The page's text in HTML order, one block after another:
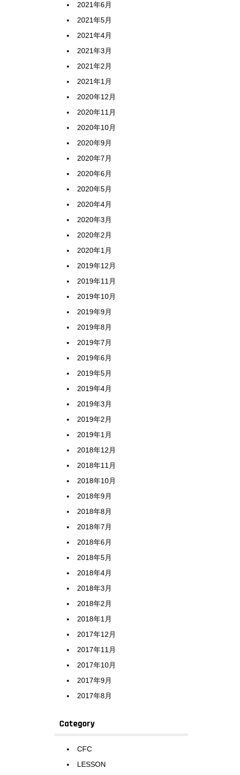
2021年6月
2021年5月
2021年4月
2021年3月
2021年2月
2021年1月
2020年12月
2020年11月
2020年10月
2020年9月
2020年7月
2020年6月
2020年5月
2020年4月
2020年3月
2020年2月
2020年1月
2019年12月
2019年11月
2019年10月
2019年9月
2019年8月
2019年7月
2019年6月
2019年5月
2019年4月
2019年3月
2019年2月
2019年1月
2018年12月
2018年11月
2018年10月
2018年9月
2018年8月
2018年7月
2018年6月
2018年5月
2018年4月
2018年3月
2018年2月
2018年1月
2017年12月
2017年11月
2017年10月
2017年9月
2017年8月
Category
CFC
LESSON